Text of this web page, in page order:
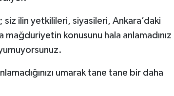
ilin yetkilileri, siyasileri, Ankara’daki
konusunu hala anlamadınız
umarak tane tane bir daha